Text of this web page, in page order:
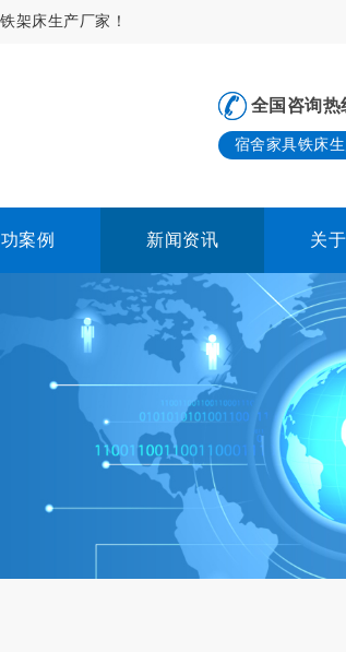
架床生产厂家！
全国咨询热
宿舍家具铁床
案例 新闻资讯 关